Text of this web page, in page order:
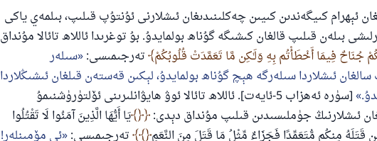
ئېھرام كىيگەندىن كىيىن چەكلىنىدىغان ئىشلارنى ئۇنتۇپ قىلىپ، بىلمەي ياكى
بىلەن قىلىپ قالغان كىشىگە گۇناھ بولمايدۇ. بۇ توغرىدا ئاللاھ تائالا مۇنداق
جُنَاحٌ فِيمَا أَخْطَأْتُم بِهِ وَلَـٰكِن مَّا تَعَمَّدَتْ قُلُوبُكُمْ تەرجىمىسى: سىلەر
ئىشلاردا سىلەرگە ھېچ گۇناھ بولمايدۇ، لېكىن قەستەن قىلغان ئىشىڭلاردا
[سۈرە ئەھزاب 5-ئايەت]. ئاللاھ تائالا ئوۋ ھايۋانلىرىنى ئۆلتۈرۈشنىمۇ
ئىشلارنىڭ جۈملىسىدىن قىلىپ مۇنداق دېدى: ﴿ يَا أَيُّهَا الَّذِينَ آمَنُوا لَا تَقْتُلُوا
قَتَلَهُ مِنكُم مُّتَعَمِّدًا فَجَزَاءٌ مِّثْلُ مَا قَتَلَ مِنَ النَّعَمِ ﴾ تەرجىمىسى: ئى مۆمىنلەر!